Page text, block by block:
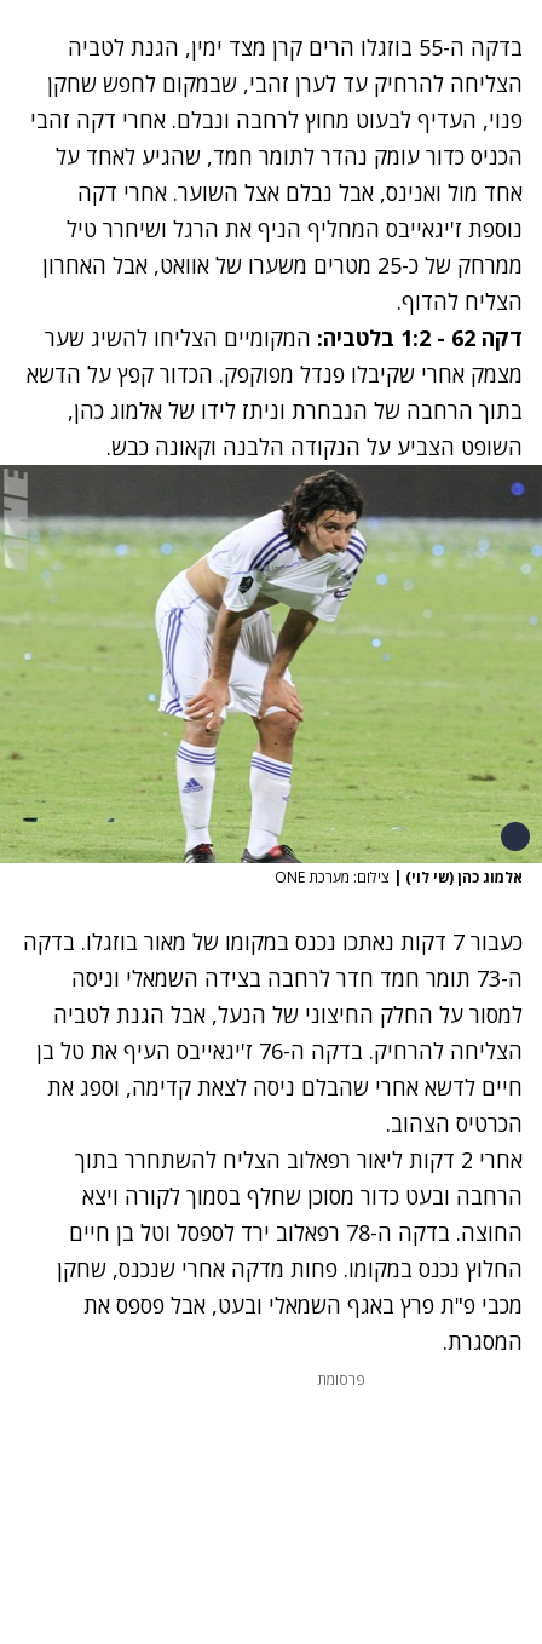
בדקה ה-55 בוזגלו הרים קרן מצד ימין, הגנת לטביה
הצליחה להרחיק עד לערן זהבי, שבמקום לחפש שחקן
פנוי, העדיף לבעוט מחוץ לרחבה ונבלם. אחרי דקה זהבי
הכניס כדור עומק נהדר לתומר חמד, שהגיע לאחד על
אחד מול ואנינס, אבל נבלם אצל השוער. אחרי דקה
נוספת ז'יגאייבס המחליף הניף את הרגל ושיחרר טיל
ממרחק של כ-25 מטרים משערו של אוואט, אבל האחרון
הצליח להדוף.
דקה 62 - 1:2 בלטביה:
המקומיים הצליחו להשיג שער
מצמק אחרי שקיבלו פנדל מפוקפק. הכדור קפץ על הדשא
בתוך הרחבה של הנבחרת וניתז לידו של אלמוג כהן,
השופט הצביע על הנקודה הלבנה וקאונה כבש.
אלמוג כהן (שי לוי) | צילום: מערכת ONE
כעבור 7 דקות נאתכו נכנס במקומו של מאור בוזגלו. בדקה
ה-73 תומר חמד חדר לרחבה בצידה השמאלי וניסה
למסור על החלק החיצוני של הנעל, אבל הגנת לטביה
הצליחה להרחיק. בדקה ה-76 ז'יגאייבס העיף את טל בן
חיים לדשא אחרי שהבלם ניסה לצאת קדימה, וספג את
הכרטיס הצהוב.
אחרי 2 דקות ליאור רפאלוב הצליח להשתחרר בתוך
הרחבה ובעט כדור מסוכן שחלף בסמוך לקורה ויצא
החוצה. בדקה ה-78 רפאלוב ירד לספסל וטל בן חיים
החלוץ נכנס במקומו. פחות מדקה אחרי שנכנס, שחקן
מכבי פ"ת פרץ באגף השמאלי ובעט, אבל פספס את
המסגרת.
פרסומת